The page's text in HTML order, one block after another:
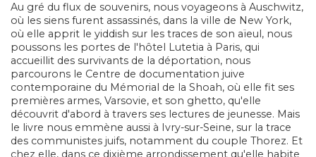
Au gré du flux de souvenirs, nous voyageons à Auschwitz,
où les siens furent assassinés, dans la ville de New York,
où elle apprit le yiddish sur les traces de son aïeul, nous
poussons les portes de l'hôtel Lutetia à Paris, qui
accueillit des survivants de la déportation, nous
parcourons le Centre de documentation juive
contemporaine du Mémorial de la Shoah, où elle fit ses
premières armes, Varsovie, et son ghetto, qu'elle
découvrit d'abord à travers ses lectures de jeunesse. Mais
le livre nous emmène aussi à Ivry-sur-Seine, sur la trace
des communistes juifs, notamment du couple Thorez. Et
chez elle, dans ce dixième arrondissement qu'elle habite